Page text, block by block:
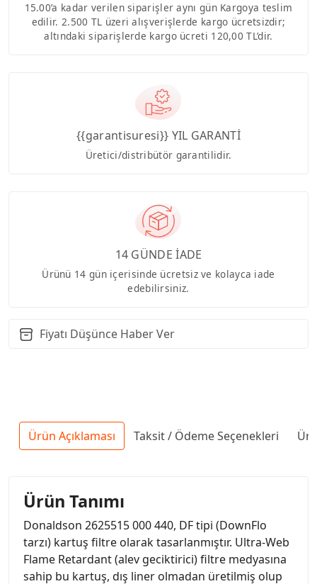
15.00’a kadar verilen siparişler aynı gün Kargoya teslim
edilir. 2.500 TL üzeri alışverişlerde kargo ücretsizdir;
altındaki siparişlerde kargo ücreti 120,00 TL’dir.
{{garantisuresi}} YIL GARANTİ
Üretici/distribütör garantilidir.
14 GÜNDE İADE
Ürünü 14 gün içerisinde ücretsiz ve kolayca iade
edebilirsiniz.
Fiyatı Düşünce Haber Ver
Ürün Açıklaması Taksit / Ödeme Seçenekleri
Ürün Tanımı
Donaldson 2625515 000 440, DF tipi (DownFlo
tarzı) kartuş filtre olarak tasarlanmıştır. Ultra-Web
Flame Retardant (alev geciktirici) filtre medyasına
sahip bu kartuş, dış liner olmadan üretilmiş olup